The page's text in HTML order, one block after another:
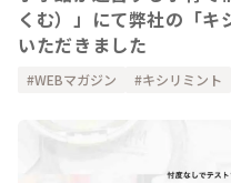
くむ）」にて弊社の「
いただきました
WEBマガジン キシリミント